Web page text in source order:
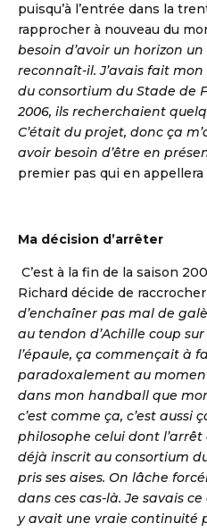
puisqu’à l’entrée dans la
rapprocher à nouveau du
besoin d’avoir un horizon
reconnaît-il. J’avais fait
du consortium du Stade de
2006, ils recherchaient
C’était du projet, donc ça
avoir besoin d’être en
premier pas qui en appellera
Ma décision d’arrêter
C’est à la fin de la saison
Richard décide de
d’enchaîner pas mal de
au tendon d’Achille coup
l’épaule, ça commençait à
paradoxalement au
dans mon handball que
c’est comme ça, c’est aussi
philosophe celui dont
déjà inscrit au consortium
pris ses aises. On lâche
dans ces cas-là. Je savais
y avait une vraie continuité